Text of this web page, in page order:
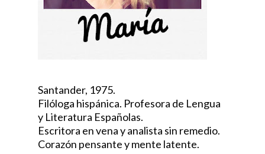
Santander, 1975.
Filóloga hispánica. Profesora de Lengua
y Literatura Españolas.
Escritora en vena y analista sin remedio.
Corazón pensante y mente latente.